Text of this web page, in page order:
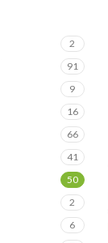
2
91
9
16
66
41
50
2
6